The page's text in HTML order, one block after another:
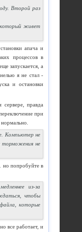
Второй раз
живет
апача и
процессов в
запускается, а
я не стал -
и остановки
правда
при
Компьютер не
торможения не
но попробуйте в
из-за
чтобы
которые
все работает, и